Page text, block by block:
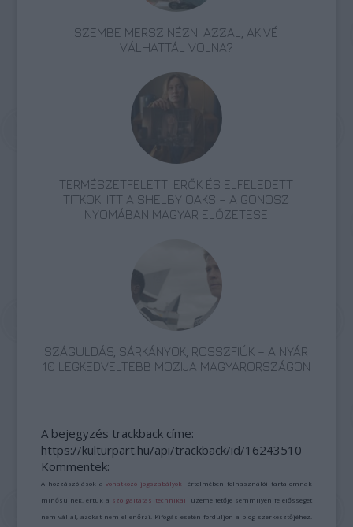
SZEMBE MERSZ NÉZNI AZZAL, AKIVÉ
VÁLHATTÁL VOLNA?
TERMÉSZETFELETTI ERŐK ÉS ELFELEDETT
TITKOK: ITT A SHELBY OAKS – A GONOSZ
NYOMÁBAN MAGYAR ELŐZETESE
SZÁGULDÁS, SÁRKÁNYOK, ROSSZFIÚK – A NYÁR
10 LEGKEDVELTEBB MOZIJA MAGYARORSZÁGON
A bejegyzés trackback címe:
https://kulturpart.hu/api/trackback/id/16243510
Kommentek:
A hozzászólások avonatkozó jogszabályok értelmében felhasználói tartalomnak
minősülnek, értük a szolgáltatás technikai üzemeltetője semmilyen felelősséget
nem vállal, azokat nem ellenőrzi. Kifogás esetén forduljon a blog szerkesztőjéhez.